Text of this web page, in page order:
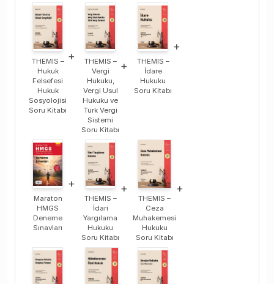
THEMIS –
Hukuk
Felsefesi
Hukuk
Sosyolojisi
Soru Kitabı
+
THEMIS –
Vergi
Hukuku,
Vergi Usul
Hukuku ve
Türk Vergi
Sistemi
Soru Kitabı
+
THEMIS –
İdare
Hukuku
Soru Kitabı
+
Maraton
HMGS
Deneme
Sınavları
+
THEMIS –
İdari
Yargılama
Hukuku
Soru Kitabı
+
THEMIS –
Ceza
Muhakemesi
Hukuku
Soru Kitabı
+